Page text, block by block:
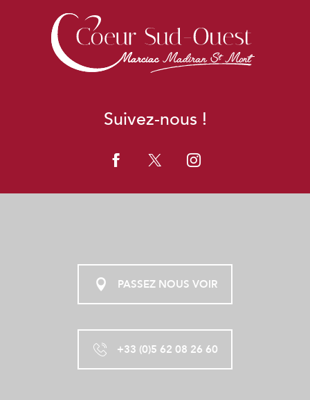
Suivez-nous !
PASSEZ NOUS VOIR
+33 (0)5 62 08 26 60